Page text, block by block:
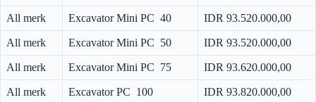
All merk Excavator Mini PC 40 IDR 93.520.000,00
All merk Excavator Mini PC 50 IDR 93.520.000,00
All merk Excavator Mini PC 75 IDR 93.620.000,00
All merk Excavator PC 100 IDR 93.820.000,00